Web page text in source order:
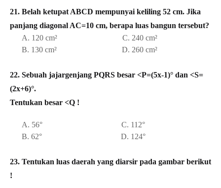
21. Belah ketupat ABCD mempunyai keliling 52 cm. Jika
panjang diagonal AC=10 cm, berapa luas bangun tersebut?
A. 120 cm² C. 240 cm²
B. 130 cm² D. 260 cm²
22. Sebuah jajargenjang PQRS besar <P=(5x-1)° dan <S=
(2x+6)°.
Tentukan besar <Q !
A. 56° C. 112°
B. 62° D. 124°
23. Tentukan luas daerah yang diarsir pada gambar berikut
!